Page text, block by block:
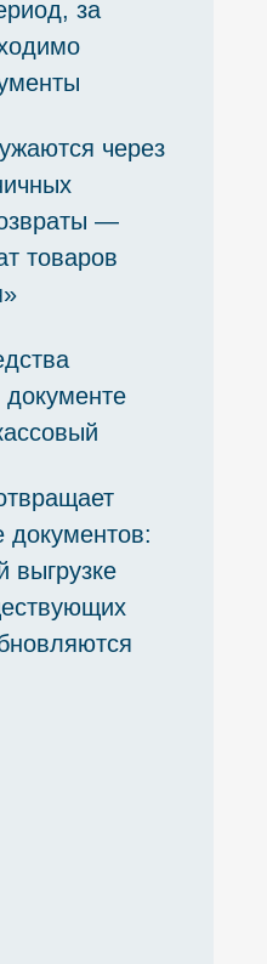
за
через
—
товаров
документов:
выгрузке